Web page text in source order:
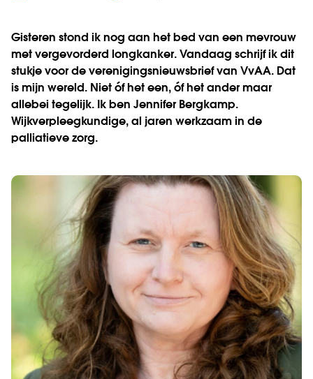
Gisteren stond ik nog aan het bed van een mevrouw
met vergevorderd longkanker. Vandaag schrijf ik dit
stukje voor de verenigingsnieuwsbrief van VvAA. Dat
is mijn wereld. Niet óf het een, óf het ander maar
allebei tegelijk.
Ik ben Jennifer Bergkamp.
Wijkverpleegkundige, al jaren werkzaam in de
palliatieve zorg.